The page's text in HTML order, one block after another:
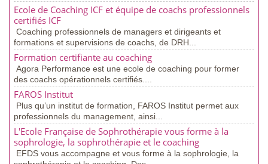
Ecole de Coaching ICF et équipe de coachs professionnels
certifiés ICF
Coaching professionnels de managers et dirigeants et
formations et supervisions de coachs, de DRH...
Formation certifiante au coaching
Agora Performance est une ecole de coaching pour former
des coachs opérationnels certifiés....
FAROS Institut
Plus qu’un institut de formation, FAROS Institut permet aux
professionnels du management, ainsi...
L'Ecole Française de Sophrothérapie vous forme à la
sophrologie, la sophrothérapie et le coaching
EFDS vous accompagne et vous forme à la sophrologie, la